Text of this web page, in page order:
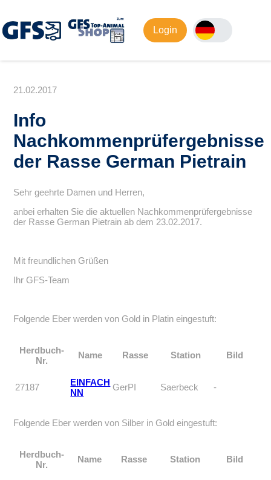
Login
21.02.2017
Info
Nachkommenprüfergebnisse
der Rasse German Pietrain
Sehr geehrte Damen und Herren,
anbei erhalten Sie die aktuellen Nachkommenprüfergebnisse
der Rasse German Pietrain ab dem 23.02.2017.
Mit freundlichen Grüßen
Ihr GFS-Team
Folgende Eber werden von Gold in Platin eingestuft:
Herdbuch-
Nr.
Name Rasse Station Bild
27187
EINFACH
NN
GerPI Saerbeck -
Folgende Eber werden von Silber in Gold eingestuft:
Herdbuch-
Nr.
Name Rasse Station Bild